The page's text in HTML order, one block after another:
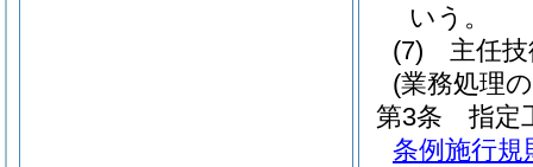
いう。
(7)
主任
(業務処理
第3条
指定
条例施行規